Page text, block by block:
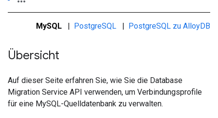
MySQL | PostgreSQL | PostgreSQL zu AlloyDB
Übersicht
Auf dieser Seite erfahren Sie, wie Sie die Database
Migration Service API verwenden, um Verbindungsprofile
für eine MySQL-Quelldatenbank zu verwalten.